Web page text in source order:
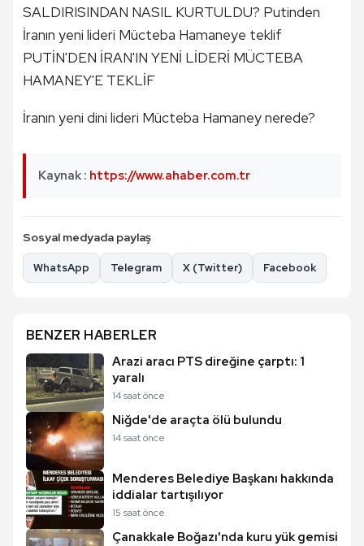
SALDIRISINDAN NASIL KURTULDU? Putinden
İranın yeni lideri Mücteba Hamaneye teklif
PUTİN'DEN İRAN'IN YENİ LİDERİ MÜCTEBA
HAMANEY'E TEKLİF
İranın yeni dini lideri Mücteba Hamaney nerede?
Kaynak : https://www.ahaber.com.tr
Sosyal medyada paylaş
WhatsApp Telegram X (Twitter) Facebook
BENZER HABERLER
Arazi aracı PTS direğine çarptı: 1
yaralı
14 saat önce
Niğde'de araçta ölü bulundu
14 saat önce
Menderes Belediye Başkanı hakkında
iddialar tartışılıyor
15 saat önce
Çanakkale Boğazı'nda kuru yük gemisi